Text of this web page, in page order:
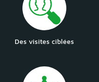
Des visites ciblées